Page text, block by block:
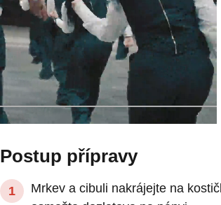
Postup přípravy
Mrkev a cibuli nakrájejte na